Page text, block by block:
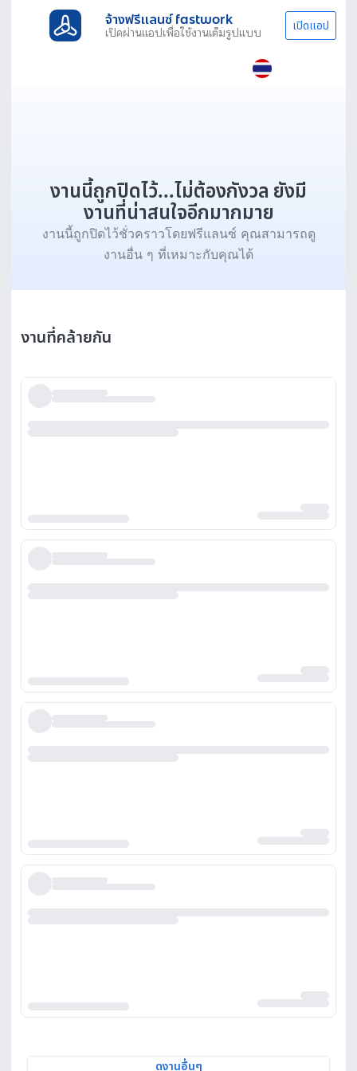
จ้างฟรีแลนซ์ fastwork
เปิดผ่านแอปเพื่อใช้งานเต็มรูปแบบ เปิดแอป
งานนี้ถูกปิดไว้...ไม่ต้องกังวล ยังมี
งานที่น่าสนใจอีกมากมาย
งานนี้ถูกปิดไว้ชั่วคราวโดยฟรีแลนซ์ คุณสามารถดู
งานอื่น ๆ ที่เหมาะกับคุณได้
งานที่คล้ายกัน
ดูงานอื่นๆ